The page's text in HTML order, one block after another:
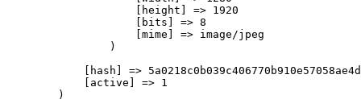
                    [height] => 1920
                    [bits] => 8
                    [mime] => image/jpeg
                )
[hash] =>
            [active] => 1
        )